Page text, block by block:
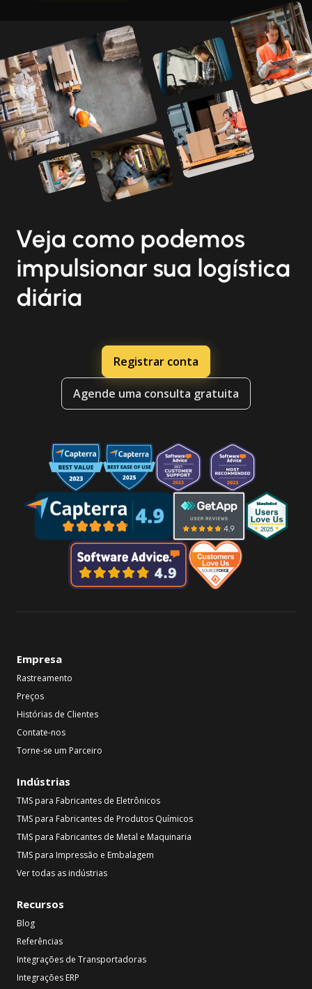
Veja como podemos
impulsionar sua logística
diária
Registrar conta
Agende uma consulta gratuita
Empresa
Rastreamento
Preços
Histórias de Clientes
Contate-nos
Torne-se um Parceiro
Indústrias
TMS para Fabricantes de Eletrônicos
TMS para Fabricantes de Produtos Químicos
TMS para Fabricantes de Metal e Maquinaria
TMS para Impressão e Embalagem
Ver todas as indústrias
Recursos
Blog
Referências
Integrações de Transportadoras
Integrações ERP